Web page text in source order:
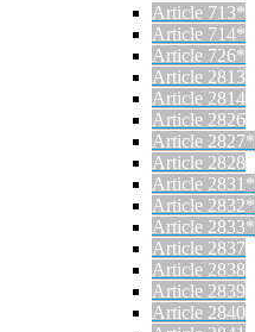
Article 713*
Article 714*
Article 726*
Article 2813
Article 2814
Article 2826
Article 2827*
Article 2828
Article 2831*
Article 2832*
Article 2833*
Article 2837
Article 2838
Article 2839
Article 2840